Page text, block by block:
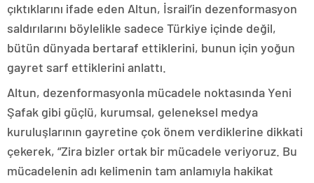
çıktıklarını ifade eden Altun, İsrail’in dezenformasyon
saldırılarını böylelikle sadece Türkiye içinde değil,
bütün dünyada bertaraf ettiklerini, bunun için yoğun
gayret sarf ettiklerini anlattı.
Altun, dezenformasyonla mücadele noktasında Yeni
Şafak gibi güçlü, kurumsal, geleneksel medya
kuruluşlarının gayretine çok önem verdiklerine dikkati
çekerek, “Zira bizler ortak bir mücadele veriyoruz. Bu
mücadelenin adı kelimenin tam anlamıyla hakikat